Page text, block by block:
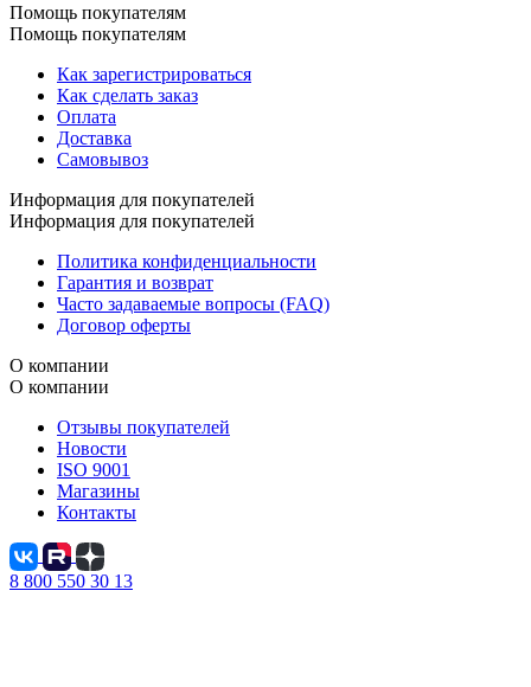
Помощь покупателям
Помощь покупателям
Как зарегистрироваться
Как сделать заказ
Оплата
Доставка
Самовывоз
Информация для покупателей
Информация для покупателей
Политика конфиденциальности
Гарантия и возврат
Часто задаваемые вопросы (FAQ)
Договор оферты
О компании
О компании
Отзывы покупателей
Новости
ISO 9001
Магазины
Контакты
8 800 550 30 13